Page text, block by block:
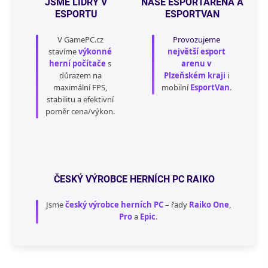
JSME LÍDRY V
ESPORTU
V GamePC.cz
stavímevýkonné
herní počítače s
důrazem na
maximální FPS,
stabilitu a efektivní
poměr cena/výkon.
NAŠE ESPORTARENA A
ESPORTVAN
Provozujeme
největší esport
arenu v
Plzeňském kraji i
mobilníEsportVan.
ČESKÝ VÝROBCE HERNÍCH PC RAIKO
Jsmečeský výrobce herních PC– řady Raiko One,
Proa Epic.